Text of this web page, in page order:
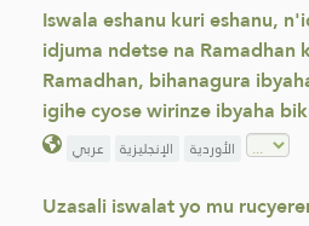
Iswala eshanu kuri eshanu,
idjuma ndetse na Ramadhan
Ramadhan, bihanagura
igihe cyose wirinze ibyaha
عربي الإنجليزية الأوردية
Uzasali iswalat yo mu